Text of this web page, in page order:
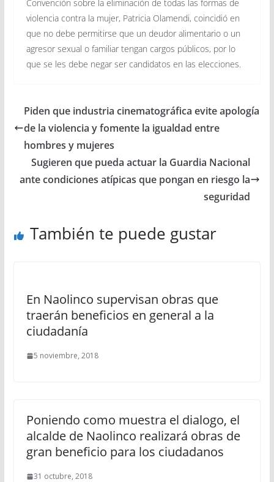
Convención sobre la eliminación de todas las formas de
violencia contra la mujer, Patricia Olamendi, coincidió en
que no debe permitirse que un deudor alimentario o un
agresor sexual o familiar tengan cargos públicos, por lo
que se les debe negar ser candidatos en las elecciones.
Piden que industria cinematográfica evite apología
de la violencia y fomente la igualdad entre
hombres y mujeres
Sugieren que pueda actuar la Guardia Nacional
ante condiciones atípicas que pongan en riesgo la
seguridad
También te puede gustar
En Naolinco supervisan obras que
traerán beneficios en general a la
ciudadanía
5 noviembre, 2018
Poniendo como muestra el dialogo, el
alcalde de Naolinco realizará obras de
gran beneficio para los ciudadanos
31 octubre, 2018